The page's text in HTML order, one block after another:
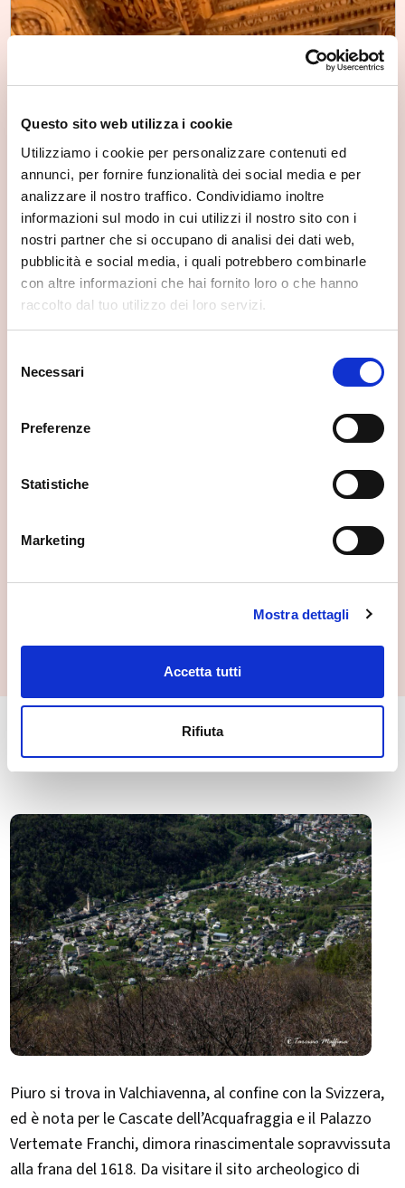
Questo sito web utilizza i cookie
Utilizziamo i cookie per personalizzare contenuti ed
annunci, per fornire funzionalità dei social media e per
analizzare il nostro traffico. Condividiamo inoltre
informazioni sul modo in cui utilizzi il nostro sito con i
nostri partner che si occupano di analisi dei dati web,
pubblicità e social media, i quali potrebbero combinarle
con altre informazioni che hai fornito loro o che hanno
raccolto dal tuo utilizzo dei loro servizi.
delNecessari
Preferenze
Statistiche
Marketing
Mostra dettagli
Accetta tutti
Rifiuta
🏘️ Scopri il comune di Piuro
Piuro si trova in Valchiavenna, al confine con la Svizzera,
ed è nota per le Cascate dell’Acquafraggia e il Palazzo
Vertemate Franchi, dimora rinascimentale sopravvissuta
alla frana del 1618. Da visitare il sito archeologico di